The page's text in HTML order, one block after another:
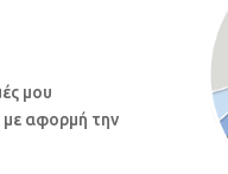
μου
με αφορμή την